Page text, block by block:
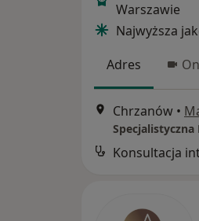
Warszawie
Najwyższa
Adres
Chrzanów •
Konsultacja